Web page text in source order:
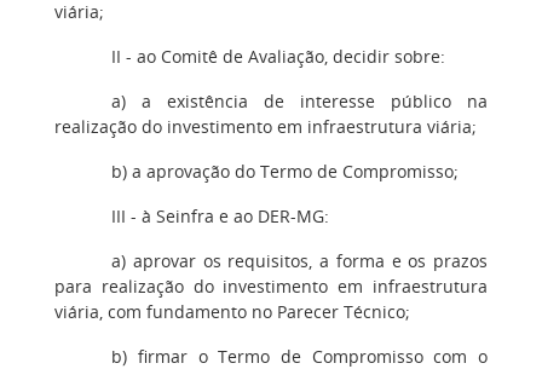
viária;
II - ao Comitê de Avaliação, decidir sobre:
a) a existência de interesse público na
realização do investimento em infraestrutura viária;
b) a aprovação do Termo de Compromisso;
III - à Seinfra e ao DER-MG:
a) aprovar os requisitos, a forma e os prazos
para realização do investimento em infraestrutura
viária, com fundamento no Parecer Técnico;
b) firmar o Termo de Compromisso com o